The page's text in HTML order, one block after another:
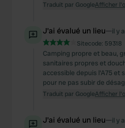
Traduit par GoogleAfficher
J'ai évalué un lieu—il y
Sitecode: 59318
Camping propre et beau,
sanitaires propres et
accessible depuis l'A75 et
pour ne pas subir de
Traduit par GoogleAfficher
J'ai évalué un lieu—il y